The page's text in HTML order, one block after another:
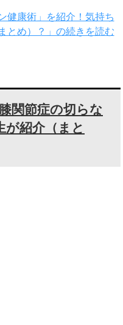
健康術」を紹介！気持ち
とめ）？」の続きを読む
関節症の切らな
が紹介（まと